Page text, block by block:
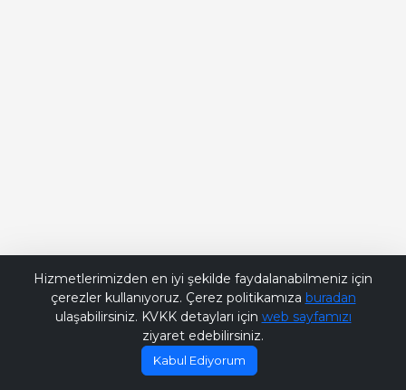
Hizmetlerimizden en iyi şekilde faydalanabilmeniz için
çerezler kullanıyoruz. Çerez politikamıza buradan
ulaşabilirsiniz. KVKK detayları için web sayfamızı
ziyaret edebilirsiniz.
Kabul Ediyorum
Bana Soru Sor | Ask Me